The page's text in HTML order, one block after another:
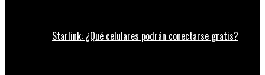
Starlink: ¿Qué celulares podrán conectarse gratis?